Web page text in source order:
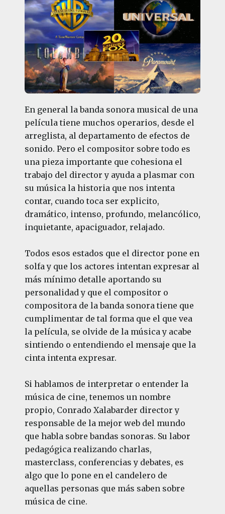
En general la banda sonora musical de una
película tiene muchos operarios, desde el
arreglista, al departamento de efectos de
sonido. Pero el compositor sobre todo es
una pieza importante que cohesiona el
trabajo del director y ayuda a plasmar con
su música la historia que nos intenta
contar, cuando toca ser explicito,
dramático, intenso, profundo, melancólico,
inquietante, apaciguador, relajado.
Todos esos estados que el director pone en
solfa y que los actores intentan expresar al
más mínimo detalle aportando su
personalidad y que el compositor o
compositora de la banda sonora tiene que
cumplimentar de tal forma que el que vea
la película, se olvide de la música y acabe
sintiendo o entendiendo el mensaje que la
cinta intenta expresar.
Si hablamos de interpretar o entender la
música de cine, tenemos un nombre
propio, Conrado Xalabarder director y
responsable de la mejor web del mundo
que habla sobre bandas sonoras. Su labor
pedagógica realizando charlas,
masterclass, conferencias y debates, es
algo que lo pone en el candelero de
aquellas personas que más saben sobre
música de cine.